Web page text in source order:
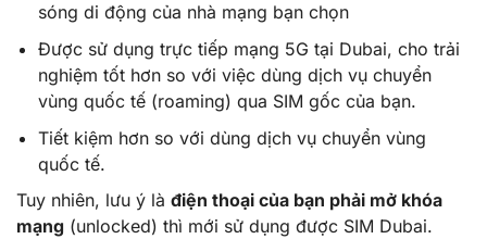
sóng di động của nhà mạng bạn chọn
Được sử dụng trực tiếp mạng 5G tại Dubai, cho trải
nghiệm tốt hơn so với việc dùng dịch vụ chuyển
vùng quốc tế (roaming) qua SIM gốc của bạn.
Tiết kiệm hơn so với dùng dịch vụ chuyển vùng
quốc tế.
Tuy nhiên, lưu ý là điện thoại của bạn phải mở khóa
mạng (unlocked) thì mới sử dụng được SIM Dubai.